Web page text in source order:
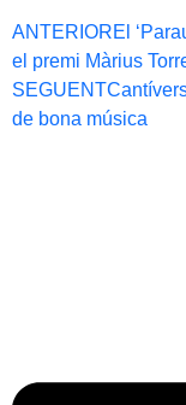
ANTERIOREl
el premi Màrius
SEGUENT
de bona música